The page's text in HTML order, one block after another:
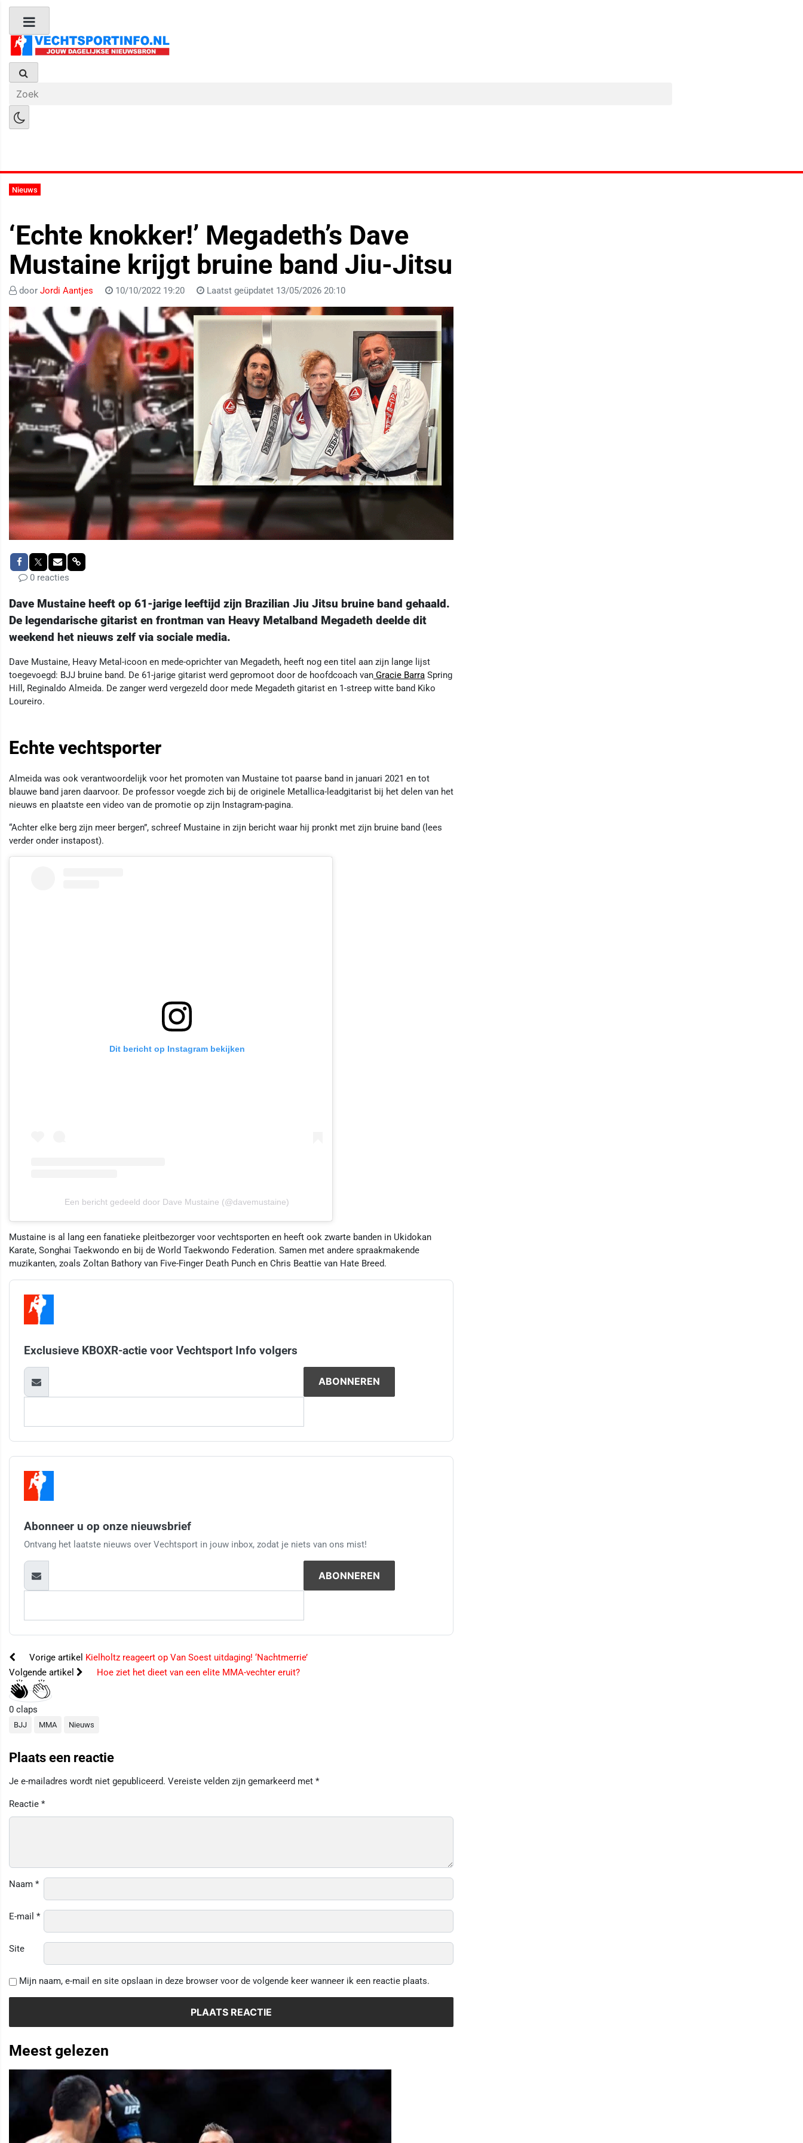
Nieuws
‘Echte knokker!’ Megadeth’s Dave
Mustaine krijgt bruine band Jiu-Jitsu
door Jordi Aantjes 10/10/2022 19:20 Laatst geüpdatet 13/05/2026 20:10
0 reacties
Dave Mustaine heeft op 61-jarige leeftijd zijn Brazilian Jiu Jitsu bruine band gehaald.
De legendarische gitarist en frontman van Heavy Metalband Megadeth deelde dit
weekend het nieuws zelf via sociale media.
Dave Mustaine, Heavy Metal-icoon en mede-oprichter van Megadeth, heeft nog een titel aan zijn lange lijst
toegevoegd: BJJ bruine band. De 61-jarige gitarist werd gepromoot door de hoofdcoach van Gracie Barra Spring
Hill, Reginaldo Almeida. De zanger werd vergezeld door mede Megadeth gitarist en 1-streep witte band Kiko
Loureiro.
Echte vechtsporter
Almeida was ook verantwoordelijk voor het promoten van Mustaine tot paarse band in januari 2021 en tot
blauwe band jaren daarvoor. De professor voegde zich bij de originele Metallica-leadgitarist bij het delen van het
nieuws en plaatste een video van de promotie op zijn Instagram-pagina.
“Achter elke berg zijn meer bergen”, schreef Mustaine in zijn bericht waar hij pronkt met zijn bruine band (lees
verder onder instapost).
Dit bericht op Instagram bekijken
Een bericht gedeeld door Dave Mustaine (@davemustaine)
Mustaine is al lang een fanatieke pleitbezorger voor vechtsporten en heeft ook zwarte banden in Ukidokan
Karate, Songhai Taekwondo en bij de World Taekwondo Federation. Samen met andere spraakmakende
muzikanten, zoals Zoltan Bathory van Five-Finger Death Punch en Chris Beattie van Hate Breed.
Exclusieve KBOXR-actie voor Vechtsport Info volgers
Abonneer u op onze nieuwsbrief
Ontvang het laatste nieuws over Vechtsport in jouw inbox, zodat je niets van ons mist!
Vorige artikel Kielholtz reageert op Van Soest uitdaging! ‘Nachtmerrie’
Volgende artikel
Hoe ziet het dieet van een elite MMA-vechter eruit?
0 claps
BJJ MMA Nieuws
Plaats een reactie
Je e-mailadres wordt niet gepubliceerd. Vereiste velden zijn gemarkeerd met *
Reactie *
Naam *
E-mail *
Site
Mijn naam, e-mail en site opslaan in deze browser voor de volgende keer wanneer ik een reactie plaats.
Meest gelezen